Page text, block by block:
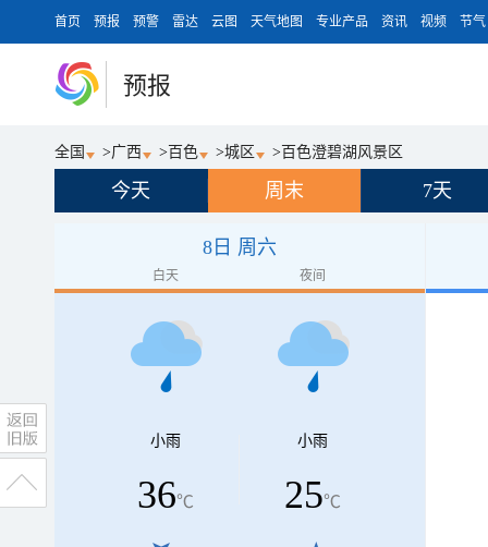
首页 预报 预警 雷达 云图 天气地图 专业产品 资讯 视频 节气
预报
全国 >广西 > 百色 >城区 > 百色澄碧湖风景区
今天 周末 7天
8日 周六
白天 夜间
小雨
36℃
小雨
25℃